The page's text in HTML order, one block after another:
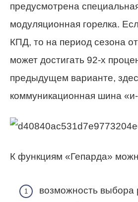
предусмотрена
модуляционная горелка.
КПД, то на период сезона
может достигать 92-х
предыдущем варианте,
коммуникационная шина
К функциям «Гепарда»
возможность выбора